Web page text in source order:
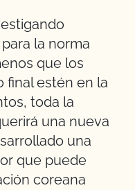
la norma
que los
final estén en la
toda la
una nueva
una
que puede
coreana